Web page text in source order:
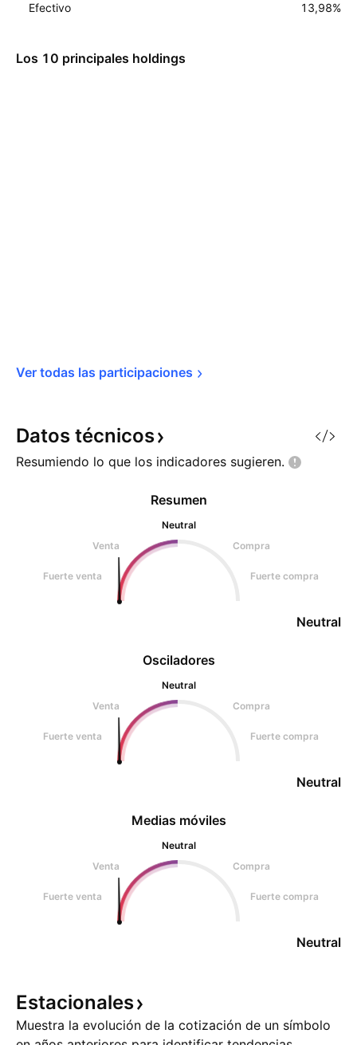
Efectivo 13,98%
Los 10 principales holdings
Ver todas las participaciones
Datos técnicos
Resumiendo lo que los indicadores sugieren.
Osciladores
Neutral
Venta
Compra
Fuerte venta Fuerte compra
Neutral
Resumen
Neutral
Venta
Compra
Fuerte venta Fuerte compra
Neutral
Medias móviles
Neutral
Venta
Compra
Fuerte venta Fuerte compra
Neutral
Estacionales
Muestra la evolución de la cotización de un símbolo